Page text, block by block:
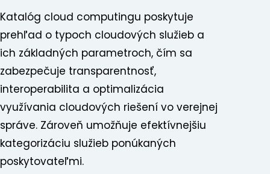
Katalóg cloud computingu poskytuje
prehľad o typoch cloudových služieb a
ich základných parametroch, čím sa
zabezpečuje transparentnosť,
interoperabilita a optimalizácia
využívania cloudových riešení vo verejnej
správe. Zároveň umožňuje efektívnejšiu
kategorizáciu služieb ponúkaných
poskytovateľmi.